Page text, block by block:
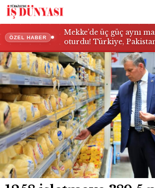
ÖZEL HABER
Mekke’de üç güç aynı
oturdu! Türkiye,